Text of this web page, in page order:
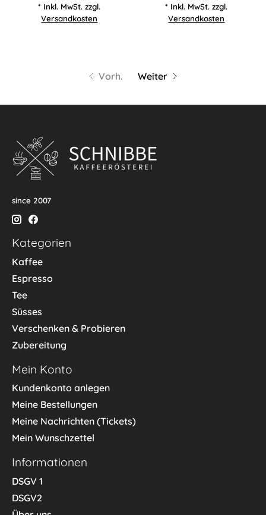
* Inkl. MwSt. zzgl.
Versandkosten
* Inkl. MwSt. zzgl.
Versandkosten
Vorh. Weiter
since 2007
Kategorien
Kaffee
Espresso
Tee
Süsses
Verschenken & Probieren
Zubereitung
Mein Konto
Kundenkonto anlegen
Meine Bestellungen
Meine Nachrichten (Tickets)
Mein Wunschzettel
Informationen
DSGV 1
DSGV2